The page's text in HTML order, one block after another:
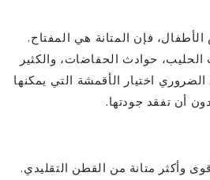
فإن المتانة هي المفتاح.
حوادث الحفاضات، والكثير
اختيار الأقمشة التي يمكنها
أن تفقد جودتها.
وأكثر متانة من القطن التقليدي.